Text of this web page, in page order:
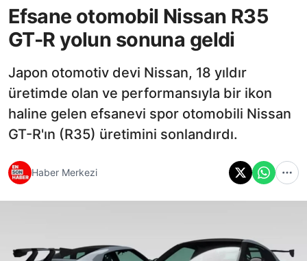
Efsane otomobil Nissan R35
GT-R yolun sonuna geldi
Japon otomotiv devi Nissan, 18 yıldır
üretimde olan ve performansıyla bir ikon
haline gelen efsanevi spor otomobili Nissan
GT-R'ın (R35) üretimini sonlandırdı.
Haber Merkezi